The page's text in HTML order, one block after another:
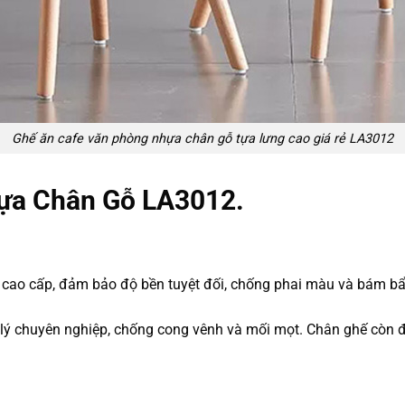
Ghế ăn cafe văn phòng nhựa chân gỗ tựa lưng cao giá rẻ LA3012
Chân Gỗ LA3012.
đảm bảo độ bền tuyệt đối, chống phai màu và bám
nghiệp, chống cong vênh và mối mọt. Chân ghế còn